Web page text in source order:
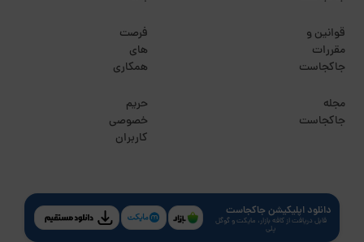
قوانین و
مقررات
جاکجاست
مجله
جاکجاست
فرصت
های
همکاری
حریم
خصوصی
کاربران
دانلود اپلیکیشن جاکجاست
قابل دریافت از کافه بازار، مایکت و گوگل
پلی